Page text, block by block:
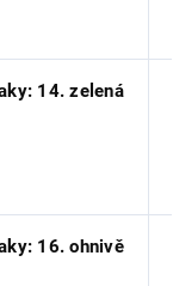
14. zelená
16. ohnivě